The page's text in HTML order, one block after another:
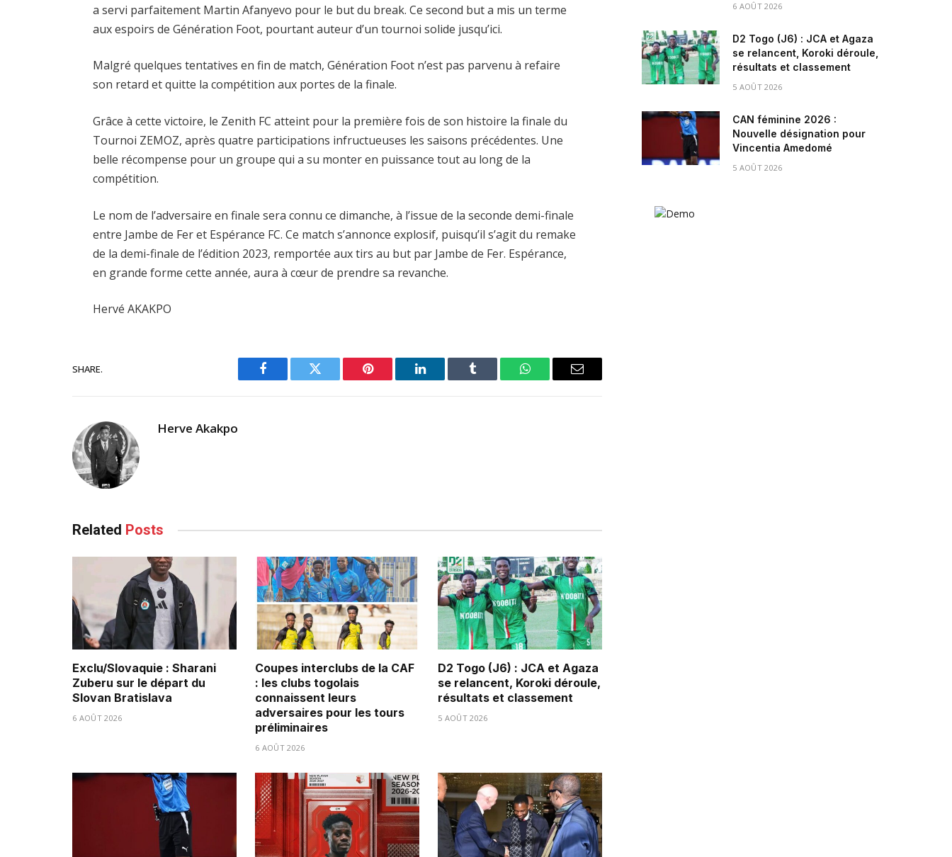
a servi parfaitement Martin Afanyevo pour le but du break. Ce second but a mis un terme
aux espoirs de Génération Foot, pourtant auteur d’un tournoi solide jusqu’ici.
Malgré quelques tentatives en fin de match, Génération Foot n’est pas parvenu à refaire
son retard et quitte la compétition aux portes de la finale.
Grâce à cette victoire, le Zenith FC atteint pour la première fois de son histoire la finale du
Tournoi ZEMOZ, après quatre participations infructueuses les saisons précédentes. Une
belle récompense pour un groupe qui a su monter en puissance tout au long de la
compétition.
Le nom de l’adversaire en finale sera connu ce dimanche, à l’issue de la seconde demi-finale
entre Jambe de Fer et Espérance FC. Ce match s’annonce explosif, puisqu’il s’agit du remake
de la demi-finale de l’édition 2023, remportée aux tirs au but par Jambe de Fer. Espérance,
en grande forme cette année, aura à cœur de prendre sa revanche.
Hervé AKAKPO
SHARE.
Facebook Twitter Pinterest LinkedIn Tumblr WhatsAppEmail
Herve Akakpo
Related Posts
Exclu/Slovaquie : Sharani
Zuberu sur le départ du
Slovan Bratislava
6 AOÛT 2026
Coupes interclubs de la CAF
: les clubs togolais
connaissent leurs
adversaires pour les tours
préliminaires
6 AOÛT 2026
D2 Togo (J6) : JCA et Agaza
se relancent, Koroki déroule,
résultats et classement
5 AOÛT 2026
6 AOÛT 2026
D2 Togo (J6) : JCA et Agaza
se relancent, Koroki déroule,
résultats et classement
5 AOÛT 2026
CAN féminine 2026 :
Nouvelle désignation pour
Vincentia Amedomé
5 AOÛT 2026